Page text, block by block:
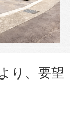
り、要望